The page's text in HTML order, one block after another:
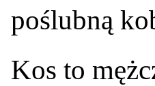
poślubną
Kos to